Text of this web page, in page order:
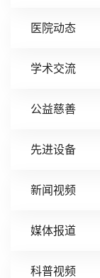
医院动态
学术交流
公益慈善
先进设备
新闻视频
媒体报道
科普视频